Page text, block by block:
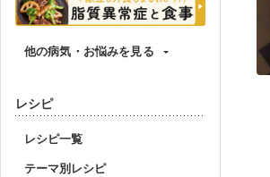
他の病気・お悩みを見る
レシピ
レシピ一覧
テーマ別レシピ